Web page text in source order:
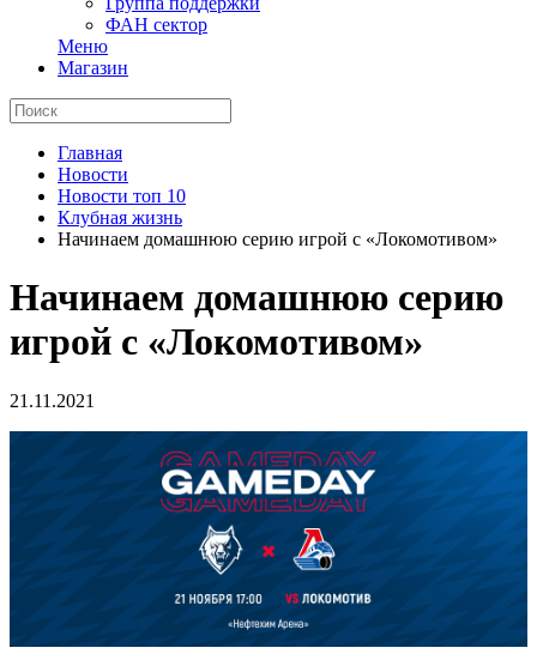
ФАН сектор
Меню
Магазин
Главная
Новости
Новости топ 10
Клубная жизнь
Начинаем домашнюю серию игрой с «Локомотивом»
Начинаем домашнюю серию
игрой с «Локомотивом»
21.11.2021